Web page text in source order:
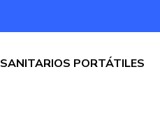
SANITARIOS PORTÁTILES